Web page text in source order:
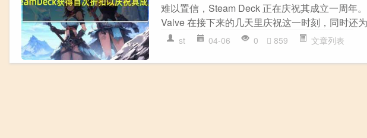
难以置信，Steam Deck 正在庆祝其成立一周年
Valve 在接下来的几天里庆祝这一时刻，同时还
st 04-06 0 859 文章列表